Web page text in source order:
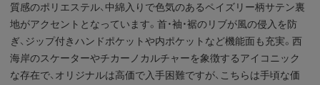
質感のポリエステル、中綿入りで色気のあるペイズリー柄サテン裏
地がアクセントとなっています。首・袖・裾のリブが風の侵入を防
ぎ、ジップ付きハンドポケットや内ポケットなど機能面も充実。西
海岸のスケーターやチカーノカルチャーを象徴するアイコニック
な存在で、オリジナルは高価で入手困難ですが、こちらは手頃な価